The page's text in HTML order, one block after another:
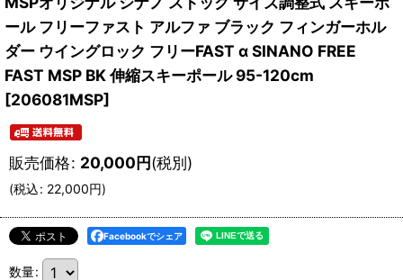
ール フリーファスト アルファ ブラック フィンガーホル
ダー ウイングロック フリーFAST α SINANO FREE
FAST MSP BK 伸縮スキーポール 95-120cm
[206081MSP]
販売価格: 20,000円(税別)
(税込: 22,000円)
Facebookでシェア
数量: